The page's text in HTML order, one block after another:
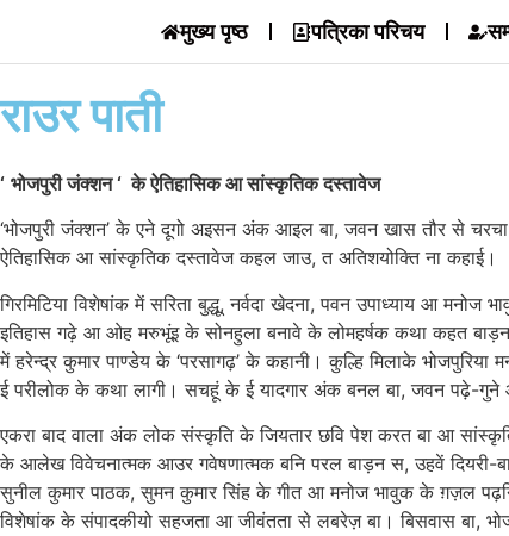
मुख्य पृष्ठ पत्रिका परिचय
राउर पाती
‘ भोजपुरी जंक्शन‘ के ऐतिहासिक आ सांस्कृतिक दस्तावेज
‘भोजपुरी जंक्शन’ के एने दूगो अइसन अंक आइल बा, जवन खास तौर से चरचा
ऐतिहासिक आ सांस्कृतिक दस्तावेज कहल जाउ, त अतिशयोक्ति ना कहाई।
गिरमिटिया विशेषांक में सरिता बुद्धू, नर्वदा खेदना, पवन उपाध्याय आ
इतिहास गढ़े आ ओह मरुभूंइ के सोनहुला बनावे के लोमहर्षक कथा कहत
में हरेन्द्र कुमार पाण्डेय के ‘परसागढ़’ के कहानी। कुल्हि मिलाके
ई परीलोक के कथा लागी। सचहूं के ई यादगार अंक बनल बा, जवन पढ़े-
एकरा बाद वाला अंक लोक संस्कृति के जियतार छवि पेश करत बा आ
के आलेख विवेचनात्मक आउर गवेषणात्मक बनि परल बाड़न स, उहवें
सुनील कुमार पाठक, सुमन कुमार सिंह के गीत आ मनोज भावुक के ग़ज़ल
विशेषांक के संपादकीयो सहजता आ जीवंतता से लबरेज़ बा। बिसवास बा,